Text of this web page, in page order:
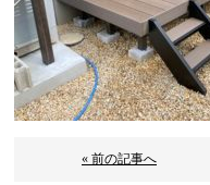
« 前の記事へ